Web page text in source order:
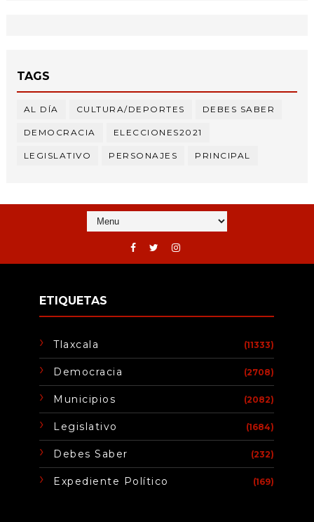
TAGS
AL DÍA CULTURA/DEPORTES DEBES SABER
DEMOCRACIA ELECCIONES2021
LEGISLATIVO PERSONAJES PRINCIPAL
ETIQUETAS
Tlaxcala (11333)
Democracia (2708)
Municipios (2082)
Legislativo (1684)
Debes Saber (232)
Expediente Político (169)